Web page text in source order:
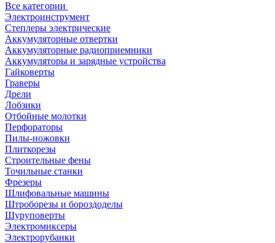
Все категории
Электроинструмент
Степлеры электрические
Аккумуляторные отвертки
Аккумуляторные радиоприемники
Аккумуляторы и зарядные устройства
Гайковерты
Граверы
Дрели
Лобзики
Отбойные молотки
Перфораторы
Пилы-ножовки
Плиткорезы
Строительные фены
Точильные станки
Фрезеры
Шлифовальные машины
Штроборезы и бороздоделы
Шуруповерты
Электромиксеры
Электрорубанки